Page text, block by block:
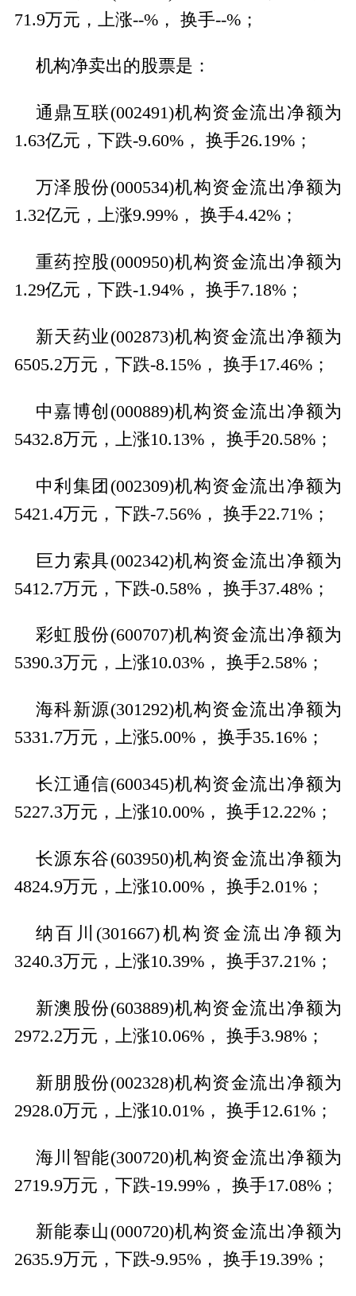
71.9万元，上涨--%， 换手--%；
机构净卖出的股票是：
通鼎互联(002491)机构资金流出净额为
1.63亿元，下跌-9.60%， 换手26.19%；
万泽股份(000534)机构资金流出净额为
1.32亿元，上涨9.99%， 换手4.42%；
重药控股(000950)机构资金流出净额为
1.29亿元，下跌-1.94%， 换手7.18%；
新天药业(002873)机构资金流出净额为
6505.2万元，下跌-8.15%， 换手17.46%；
中嘉博创(000889)机构资金流出净额为
5432.8万元，上涨10.13%， 换手20.58%；
中利集团(002309)机构资金流出净额为
5421.4万元，下跌-7.56%， 换手22.71%；
巨力索具(002342)机构资金流出净额为
5412.7万元，下跌-0.58%， 换手37.48%；
彩虹股份(600707)机构资金流出净额为
5390.3万元，上涨10.03%， 换手2.58%；
海科新源(301292)机构资金流出净额为
5331.7万元，上涨5.00%， 换手35.16%；
长江通信(600345)机构资金流出净额为
5227.3万元，上涨10.00%， 换手12.22%；
长源东谷(603950)机构资金流出净额为
4824.9万元，上涨10.00%， 换手2.01%；
纳百川(301667)机构资金流出净额为
3240.3万元，上涨10.39%， 换手37.21%；
新澳股份(603889)机构资金流出净额为
2972.2万元，上涨10.06%， 换手3.98%；
新朋股份(002328)机构资金流出净额为
2928.0万元，上涨10.01%， 换手12.61%；
海川智能(300720)机构资金流出净额为
2719.9万元，下跌-19.99%， 换手17.08%；
新能泰山(000720)机构资金流出净额为
2635.9万元，下跌-9.95%， 换手19.39%；